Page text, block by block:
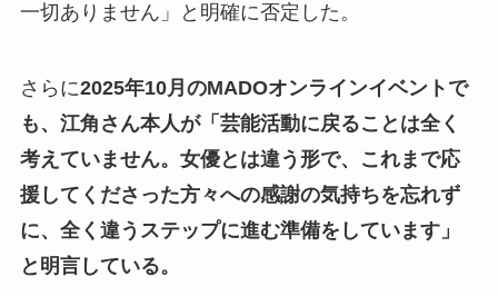
一切ありません」と明確に否定した。
さらに2025年10月のMADOオンラインイベントで
も、江角さん本人が「芸能活動に戻ることは全く
考えていません。女優とは違う形で、これまで応
援してくださった方々への感謝の気持ちを忘れず
に、全く違うステップに進む準備をしています」
と明言している。